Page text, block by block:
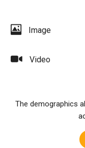
Image
Video
The demographics